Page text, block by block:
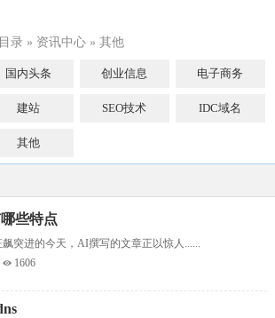
录 » 资讯中心 » 其他
国内头条 创业信息 电子商务
建站 SEO技术 IDC域名
其他
些特点
突进的今天，AI撰写的文章正以惊人......
1606